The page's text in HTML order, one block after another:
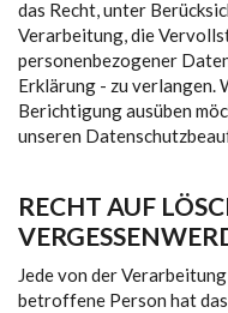
das Recht, unter
Verarbeitung, die
personenbezogener
Erklärung - zu verlangen.
Berichtigung ausüben
unseren
RECHT AUF
Jede von der
betroffene Person hat